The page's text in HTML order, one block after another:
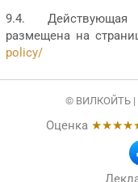
9.4. Действующая
размещена на
policy/
© ВИЛКОЙТЬ |
Оценка